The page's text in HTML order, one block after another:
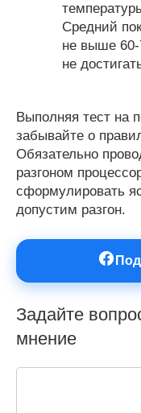
Средний
не выше 60-
не
Выполняя тест на
забывайте о
Обязательно
разгоном
сформулировать
допустим разгон.
Задайте
мнение